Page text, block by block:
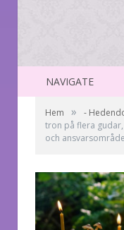
NAVIGATE
Hem » -
tron på flera
och